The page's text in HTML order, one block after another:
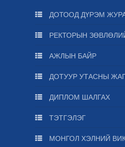
ДОТООД ДҮРЭМ
РЕКТОРЫН
АЖЛЫН БАЙР
ДОТУУР УТАСНЫ
ДИПЛОМ ШАЛГАХ
ТЭТГЭЛЭГ
МОНГОЛ ХЭЛНИЙ